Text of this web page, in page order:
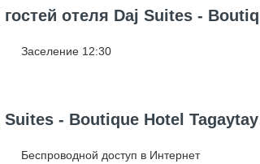
отеля Daj Suites -
Заселение 12:30
Suites - Boutique Hotel Tagaytay
Беспроводной доступ в Интернет